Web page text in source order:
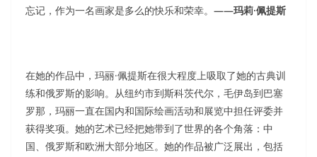
忘记，作为一名画家是多么的快乐和荣幸。 ——玛莉·佩提斯
在她的作品中，玛丽·佩提斯在很大程度上吸取了她的古典训
练和俄罗斯的影响。从纽约市到斯科茨代尔，毛伊岛到巴塞
罗那，玛丽一直在国内和国际绘画活动和展览中担任评委并
获得奖项。她的艺术已经把她带到了世界的各个角落：中
国、俄罗斯和欧洲大部分地区。她的作品被广泛展出，包括